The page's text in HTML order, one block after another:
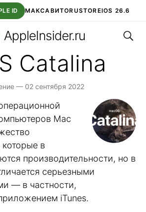
ID МАКСАВИТОRUSTOREIOS 26.6
ВТБ ОНЛАЙН ЧАТ В ROBLOX
AppleInsider.ru
Catalina
— 02 сентября 2022
Mac
в
производительности, но в
серьезными
— в частности,
iTunes.